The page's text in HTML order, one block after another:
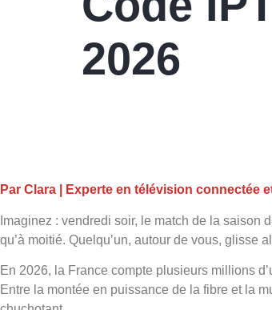
2026
Par Clara | Experte en télévision connectée
Imaginez : vendredi soir, le match de la saison
qu’à moitié. Quelqu’un, autour de vous, glisse
En 2026, la France compte plusieurs millions
Entre la montée en puissance de la fibre et la